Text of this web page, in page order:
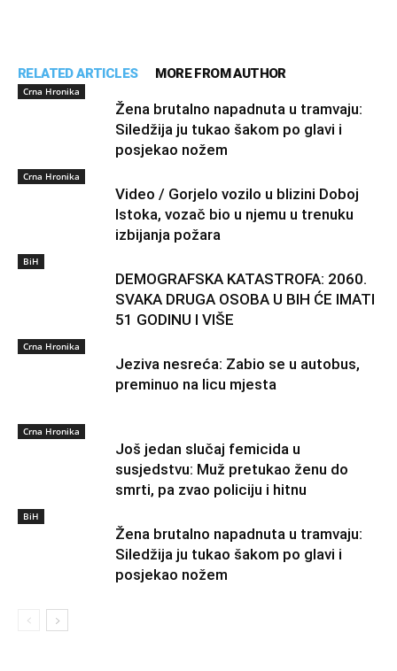
RELATED ARTICLES MORE FROM AUTHOR
Crna Hronika
Žena brutalno napadnuta u tramvaju:
Siledžija ju tukao šakom po glavi i
posjekao nožem
Crna Hronika
Video / Gorjelo vozilo u blizini Doboj
Istoka, vozač bio u njemu u trenuku
izbijanja požara
BiH
DEMOGRAFSKA KATASTROFA: 2060.
SVAKA DRUGA OSOBA U BIH ĆE IMATI
51 GODINU I VIŠE
Crna Hronika
Jeziva nesreća: Zabio se u autobus,
preminuo na licu mjesta
Crna Hronika
Još jedan slučaj femicida u
susjedstvu: Muž pretukao ženu do
smrti, pa zvao policiju i hitnu
BiH
Žena brutalno napadnuta u tramvaju:
Siledžija ju tukao šakom po glavi i
posjekao nožem